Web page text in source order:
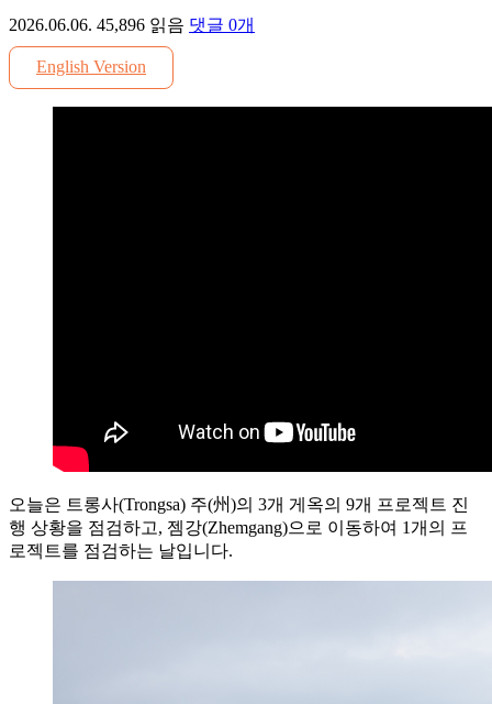
2026.06.06. 45,896 읽음 댓글 0개
English Version
오늘은 트롱사(Trongsa) 주(州)의 3개 게옥의 9개 프로젝트 진
행 상황을 점검하고, 젬강(Zhemgang)으로 이동하여 1개의 프
로젝트를 점검하는 날입니다.